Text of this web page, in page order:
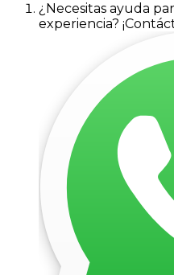
¿Necesitas ayuda
experiencia?